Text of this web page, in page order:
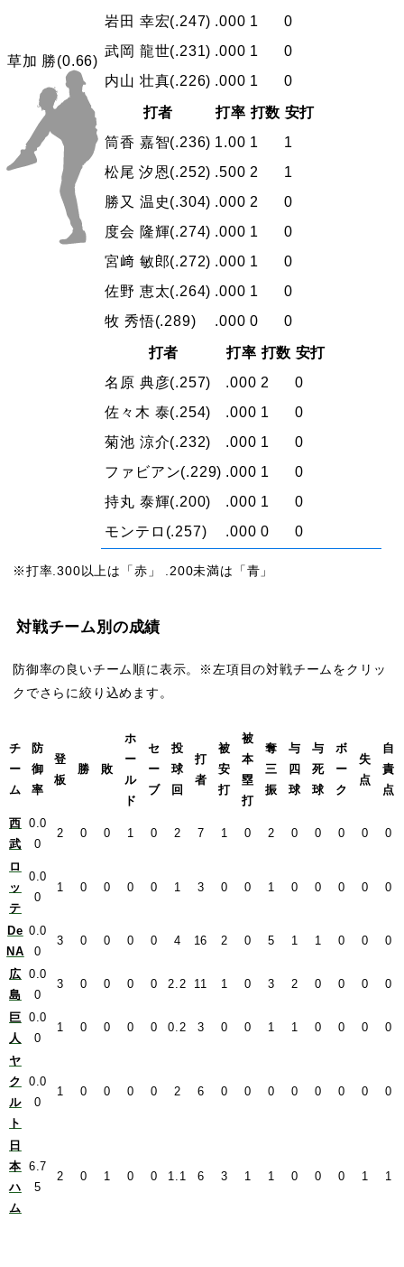
草加 勝(0.66)
岩田 幸宏(.247) .000 1
0
武岡 龍世(.231) .000 1
0
内山 壮真(.226) .000 1 0
打者 打率 打数 安打
筒香 嘉智(.236) 1.00 1
1
松尾 汐恩(.252) .500 2
1
勝又 温史(.304) .000 2
0
度会 隆輝(.274) .000 1
0
宮﨑 敏郎(.272) .000 1
0
佐野 恵太(.264) .000 1
0
牧 秀悟(.289) .000 0 0
打者 打率 打数 安打
名原 典彦(.257) .000 2
0
佐々木 泰(.254) .000 1
0
菊池 涼介(.232) .000 1
0
ファビアン(.229) .000 1
0
持丸 泰輝(.200) .000 1
0
モンテロ (.257) .000 0 0
※打率.300以上は「赤」 .200未満は「青」
対戦チーム別の成績
防御率の良いチーム順に表示。※左項目の対戦チームをクリッ
クでさらに絞り込めます。
チ
ー
ム
防
御
率
登
板
勝 敗
ホ
ー
ル
ド
セ
ー
ブ
投
球
回
打
者
被
安
打
被
本
塁
打
奪
三
振
与
四
球
与
死
球
ボ
ー
ク
失
点
自
責
点
西
武
0.0
0
2 0 0 1 0 2 7 1 0 2 0 0 0 0 0
ロ
ッ
テ
0.0
0
1 0 0 0 0 1 3 0 0 1 0 0 0 0 0
De
NA
0.0
0
3 0 0 0 0 4 16 2 0 5 1 1 0 0 0
広
島
0.0
0
3 0 0 0 0 2.2 11 1 0 3 2 0 0 0 0
巨
人
0.0
0
1 0 0 0 0 0.2 3 0 0 1 1 0 0 0 0
ヤ
ク
ル
ト
0.0
0
1 0 0 0 0 2 6 0 0 0 0 0 0 0 0
日
本
ハ
ム
6.7
5
2 0 1 0 0 1.1 6 3 1 1 0 0 0 1 1